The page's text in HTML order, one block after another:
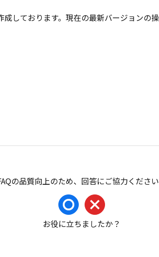
しております。現在の最新バージョンの
お役に立ちましたか？